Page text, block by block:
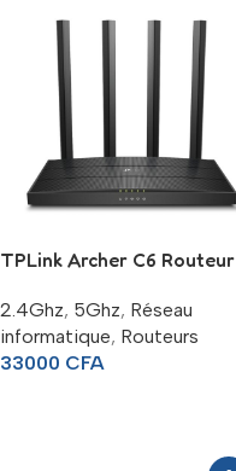
TPLink Archer C6 Routeur
2.4Ghz, 5Ghz, Réseau
informatique, Routeurs
33000 CFA